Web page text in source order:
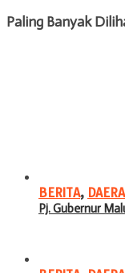
Paling Banyak
BERITA,
Pj. Gubernur